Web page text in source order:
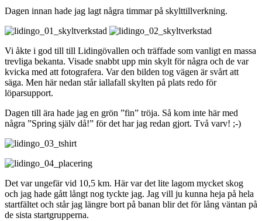
Dagen innan hade jag lagt några timmar på skylttillverkning.
Vi åkte i god till till Lidingövallen och träffade som vanligt en massa
trevliga bekanta. Visade snabbt upp min skylt för några och de var
kvicka med att fotografera. Var den bilden tog vägen är svårt att
säga. Men här nedan står iallafall skylten på plats redo för
löparsupport.
Dagen till ära hade jag en grön ”fin” tröja. Så kom inte här med
några ”Spring själv då!” för det har jag redan gjort. Två varv! ;-)
Det var ungefär vid 10,5 km. Här var det lite lagom mycket skog
och jag hade gått långt nog tyckte jag. Jag vill ju kunna heja på hela
startfältet och står jag längre bort på banan blir det för lång väntan på
de sista startgrupperna.